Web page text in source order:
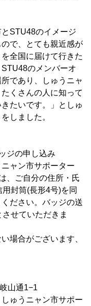
STU48のイメージ
で、とても親近感が
全国に届けて行きた
のメンバーオ
であり、しゅうニャ
くさんの人に知って
たいです。」としゅ
しました。
ジの申し込み
ャン市サポーター
、ご自分の住所・氏
封筒(長形4号)を同
ださい。バッジの送
せていただきま
場合がございます、
山通1−1
ニャン市サポー